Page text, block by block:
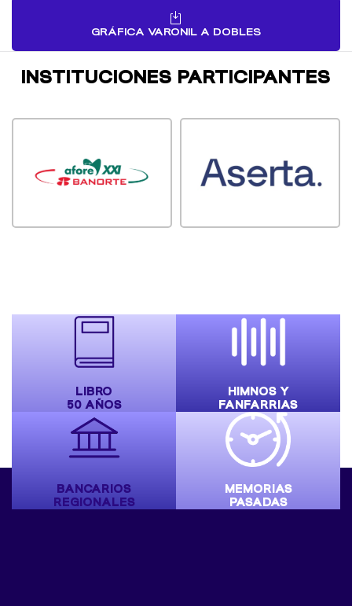
GRÁFICA VARONIL A DOBLES
INSTITUCIONES PARTICIPANTES
LIBRO
50 AÑOS
HIMNOS Y
FANFARRIAS
BANCARIOS
REGIONALES
MEMORIAS
PASADAS